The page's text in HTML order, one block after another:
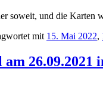
und die Karten
mit 15. Mai 2022,